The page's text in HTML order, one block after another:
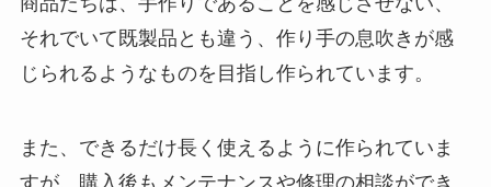
それでいて既製品とも違う、作り手の息吹きが感
じられるようなものを目指し作られています。
また、できるだけ長く使えるように作られていま
すが、購入後もメンテナンスや修理の相談ができ